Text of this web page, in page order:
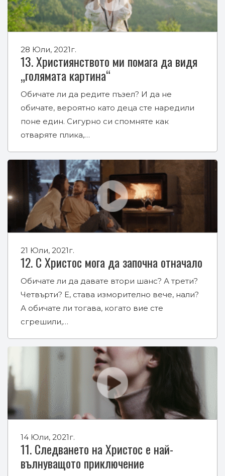
28 Юли, 2021г.
13. Християнството ми помага да видя
„голямата картина“
Обичате ли да редите пъзел? И да не
обичате, вероятно като деца сте наредили
поне един. Сигурно си спомняте как
отваряте плика,…
21 Юли, 2021г.
12. С Христос мога да започна отначало
Обичате ли да давате втори шанс? А трети?
Четвърти? Е, става изморително вече, нали?
А обичате ли тогава, когато вие сте
сгрешили,…
14 Юли, 2021г.
11. Следването на Христос е най-
вълнуващото приключение